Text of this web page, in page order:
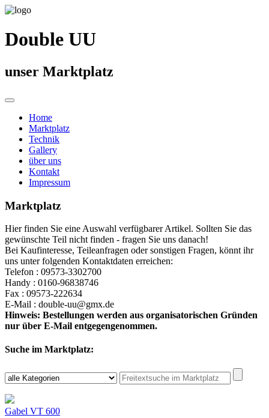
Double UU
unser Marktplatz
Home
Marktplatz
Technik
Gallery
über uns
Kontakt
Impressum
Marktplatz
Hier finden Sie eine Auswahl verfügbarer Artikel. Sollten Sie das
gewünschte Teil nicht finden - fragen Sie uns danach!
Bei Kaufinteresse, Teileanfragen oder sonstigen Fragen, könnt ihr
uns unter folgenden Kontaktdaten erreichen:
Telefon : 09573-3302700
Handy : 0160-96838746
Fax : 09573-222634
E-Mail : double-uu@gmx.de
Hinweis: Bestellungen werden aus organisatorischen Gründen
nur über E-Mail entgegengenommen.
Suche im Marktplatz:
Gabel VT 600